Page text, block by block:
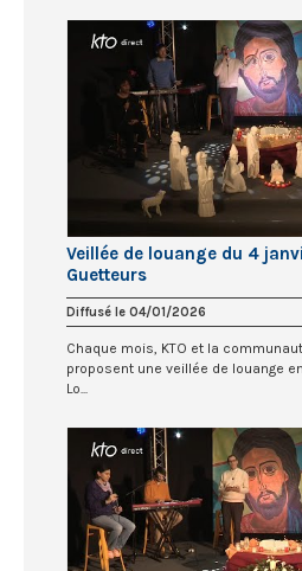
Veillée de louange du 4
Guetteurs
Diffusé le 04/01/2026
Chaque mois, KTO et la
proposent une veillée de louange
Lo...